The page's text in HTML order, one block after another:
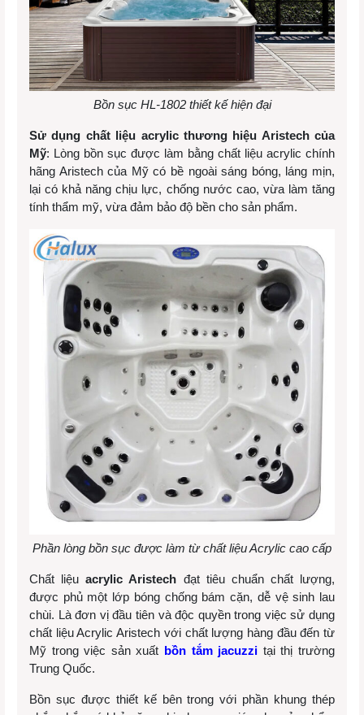
Bồn sục HL-1802 thiết kế hiện đại
Sử dụng chất liệu acrylic thương hiệu Aristech của
Mỹ: Lòng bồn sục được làm bằng chất liệu acrylic chính
hãng Aristech của Mỹ có bề ngoài sáng bóng, láng mịn,
lại có khả năng chịu lực, chống nước cao, vừa làm tăng
tính thẩm mỹ, vừa đảm bảo độ bền cho sản phẩm.
Phần lòng bồn sục được làm từ chất liệu Acrylic cao cấp
Chất liệuacrylic Aristech đạt tiêu chuẩn chất lượng,
được phủ một lớp bóng chống bám cặn, dễ vệ sinh lau
chùi. Là đơn vị đầu tiên và độc quyền trong việc sử dụng
chất liệu Acrylic Aristech với chất lượng hàng đầu đến từ
Mỹ trong việc sản xuất bồn tắm jacuzzi tại thị trường
Trung Quốc.
Bồn sục được thiết kế bên trong với phần khung thép